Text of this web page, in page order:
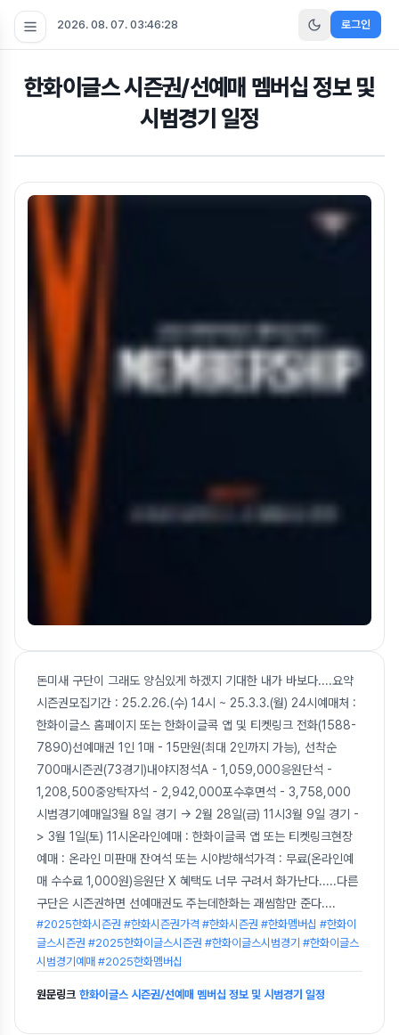
2026. 08. 07. 03:46:29 로그인
한화이글스 시즌권/선예매 멤버십 정보 및
시범경기 일정
돈미새 구단이 그래도 양심있게 하겠지 기대한 내가 바보다....요약
시즌권모집기간 : 25.2.26.(수) 14시 ~ 25.3.3.(월) 24시예매처 :
한화이글스 홈페이지 또는 한화이글콕 앱 및 티켓링크 전화(1588-
7890)선예매권 1인 1매 - 15만원(최대 2인까지 가능), 선착순
700매시즌권(73경기)내야지정석A - 1,059,000응원단석 -
1,208,500중앙탁자석 - 2,942,000포수후면석 - 3,758,000
시범경기예매일3월 8일 경기 -> 2월 28일(금) 11시3월 9일 경기 -
> 3월 1일(토) 11시온라인예매 : 한화이글콕 앱 또는 티켓링크현장
예매 : 온라인 미판매 잔여석 또는 시야방해석가격 : 무료(온라인예
매 수수료 1,000원)응원단 X 혜택도 너무 구려서 화가난다.....다른
구단은 시즌권하면 선예매권도 주는데한화는 괘씸함만 준다....
#2025한화시즌권 #한화시즌권가격 #한화시즌권 #한화멤버십 #한화이
글스시즌권 #2025한화이글스시즌권 #한화이글스시범경기 #한화이글스
시범경기예매 #2025한화멤버십
원문링크 한화이글스 시즌권/선예매 멤버십 정보 및 시범경기 일정